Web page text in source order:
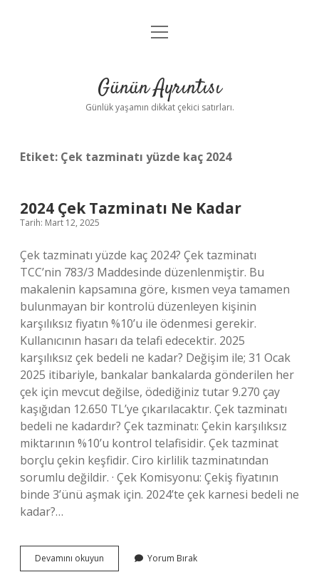
Anasayfa
Yasal Uyarı
menüyü
Günün Ayrıntısı
Günlük yaşamın dikkat çekici satırları.
Etiket: Çek tazminatı yüzde kaç 2024
2024 Çek Tazminatı Ne Kadar
Tarih: Mart 12, 2025
Çek tazminatı yüzde kaç 2024? Çek tazminatı
TCC’nin 783/3 Maddesinde düzenlenmiştir. Bu
makalenin kapsamına göre, kısmen veya tamamen
bulunmayan bir kontrolü düzenleyen kişinin
karşılıksız fiyatın %10’u ile ödenmesi gerekir.
Kullanıcının hasarı da telafi edecektir. 2025
karşılıksız çek bedeli ne kadar? Değişim ile; 31 Ocak
2025 itibariyle, bankalar bankalarda gönderilen her
çek için mevcut değilse, ödediğiniz tutar 9.270 çay
kaşığıdan 12.650 TL’ye çıkarılacaktır. Çek tazminatı
bedeli ne kadardır? Çek tazminatı: Çekin karşılıksız
miktarının %10’u kontrol telafisidir. Çek tazminat
borçlu çekin keşfidir. Ciro kirlilik tazminatından
sorumlu değildir. · Çek Komisyonu: Çekiş fiyatının
binde 3’ünü aşmak için. 2024’te çek karnesi bedeli ne
kadar?…
Devamını okuyun
Çek
Yorum Bırak